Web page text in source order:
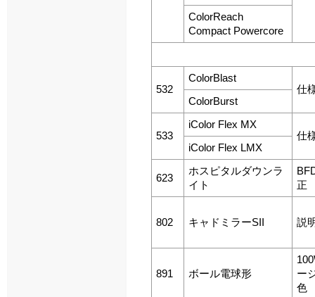
ColorReach
Compact Powercore
532
ColorBlast
仕
ColorBurst
533
iColor Flex MX
仕
iColor Flex LMX
623
ホスピタルダウンラ
イト
正
802 キャドミラーSII 説
891 ボール電球形
ー
色